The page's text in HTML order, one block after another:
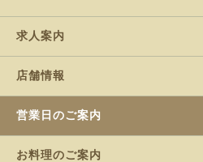
求人案内
店舗情報
営業日のご案内
お料理のご案内